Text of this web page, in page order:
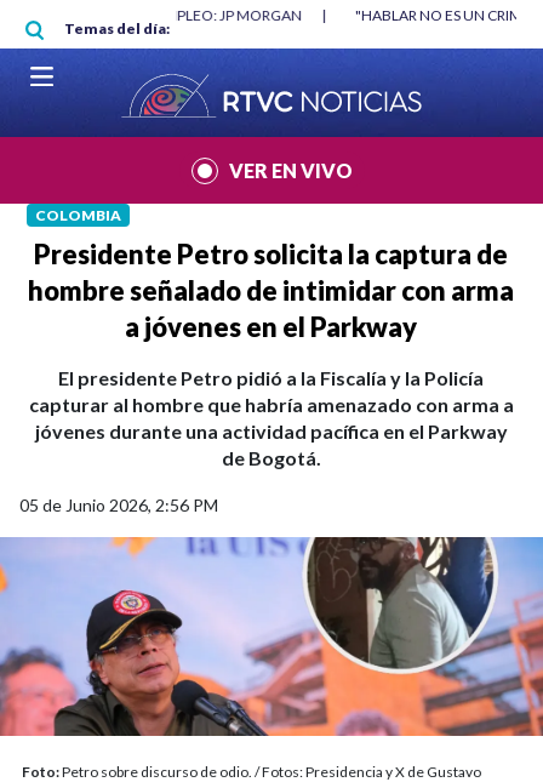
Pasar al contenido principal
Temas del día:
"HABLAR NO ES UN CRIMEN": CARTA DE BETO CORAL |
VER EN VIVO
COLOMBIA
Presidente Petro solicita la captura de
hombre señalado de intimidar con arma
a jóvenes en el Parkway
El presidente Petro pidió a la Fiscalía y la Policía
capturar al hombre que habría amenazado con arma a
jóvenes durante una actividad pacífica en el Parkway
de Bogotá.
05 de Junio 2026, 2:56 PM
Foto:Petro sobre discurso de odio. / Fotos: Presidencia y X de Gustavo